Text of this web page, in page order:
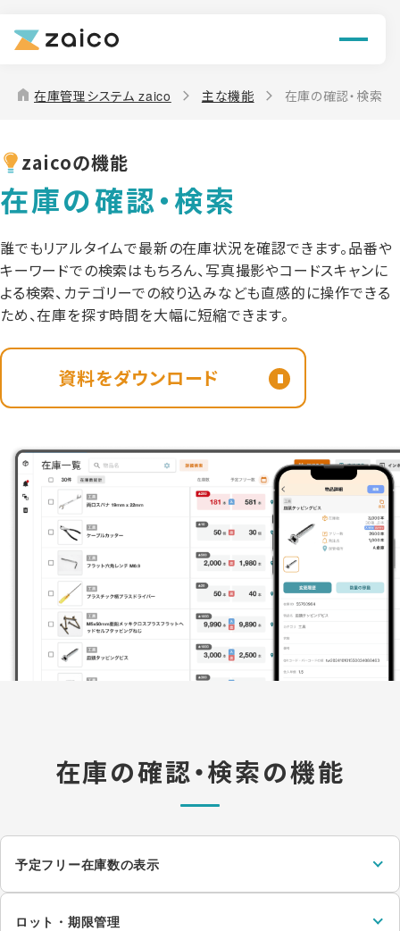
機能
home 在庫管理システム zaico 主な機能 在庫の確認・検索
zaicoの機能
在庫の確認・検索
誰でもリアルタイムで最新の在庫状況を確認できます。品番や
キーワードでの検索はもちろん、写真撮影やコードスキャンに
よる検索、カテゴリーでの絞り込みなども直感的に操作できる
ため、在庫を探す時間を大幅に短縮できます。
資料をダウンロード
在庫の確認・検索の機能
予定フリー在庫数の表示
ロット・期限管理